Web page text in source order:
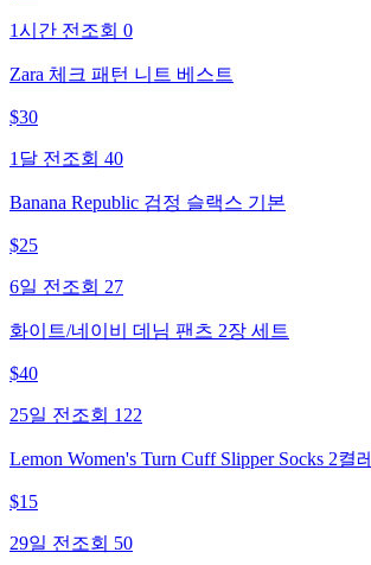
1시간 전 조회 0
Zara 체크 패턴 니트 베스트
$30
1달 전 조회 40
Banana Republic 검정 슬랙스 기본
$25
6일 전 조회 27
화이트/네이비 데님 팬츠 2장 세트
$40
25일 전 조회 122
Lemon Women's Turn Cuff Slipper Socks 2켤레
$15
29일 전 조회 50